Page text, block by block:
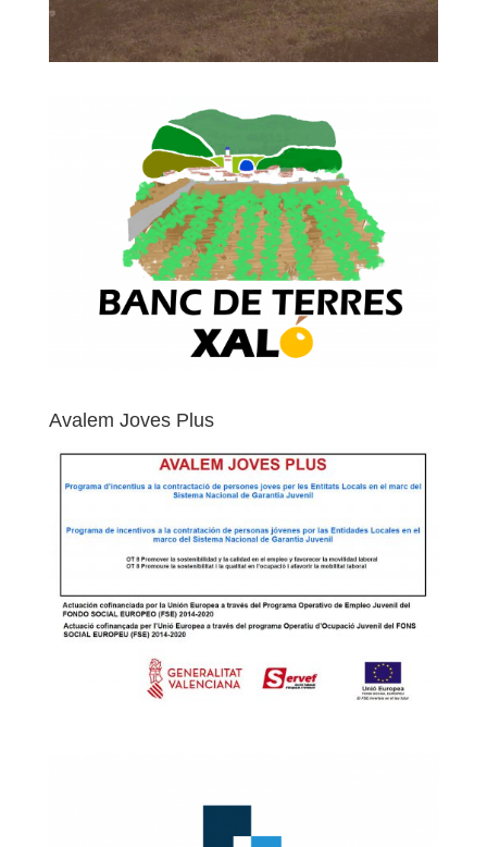
Avalem Joves Plus